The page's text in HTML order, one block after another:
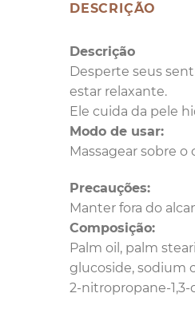
DESCRIÇÃO
Descrição
Desperte seus
estar relaxante.
Ele cuida da pele
Modo de usar:
Massagear sobre
Precauções:
Manter fora do
Composição:
Palm oil, palm
glucoside, sodium
2-nitropropane-